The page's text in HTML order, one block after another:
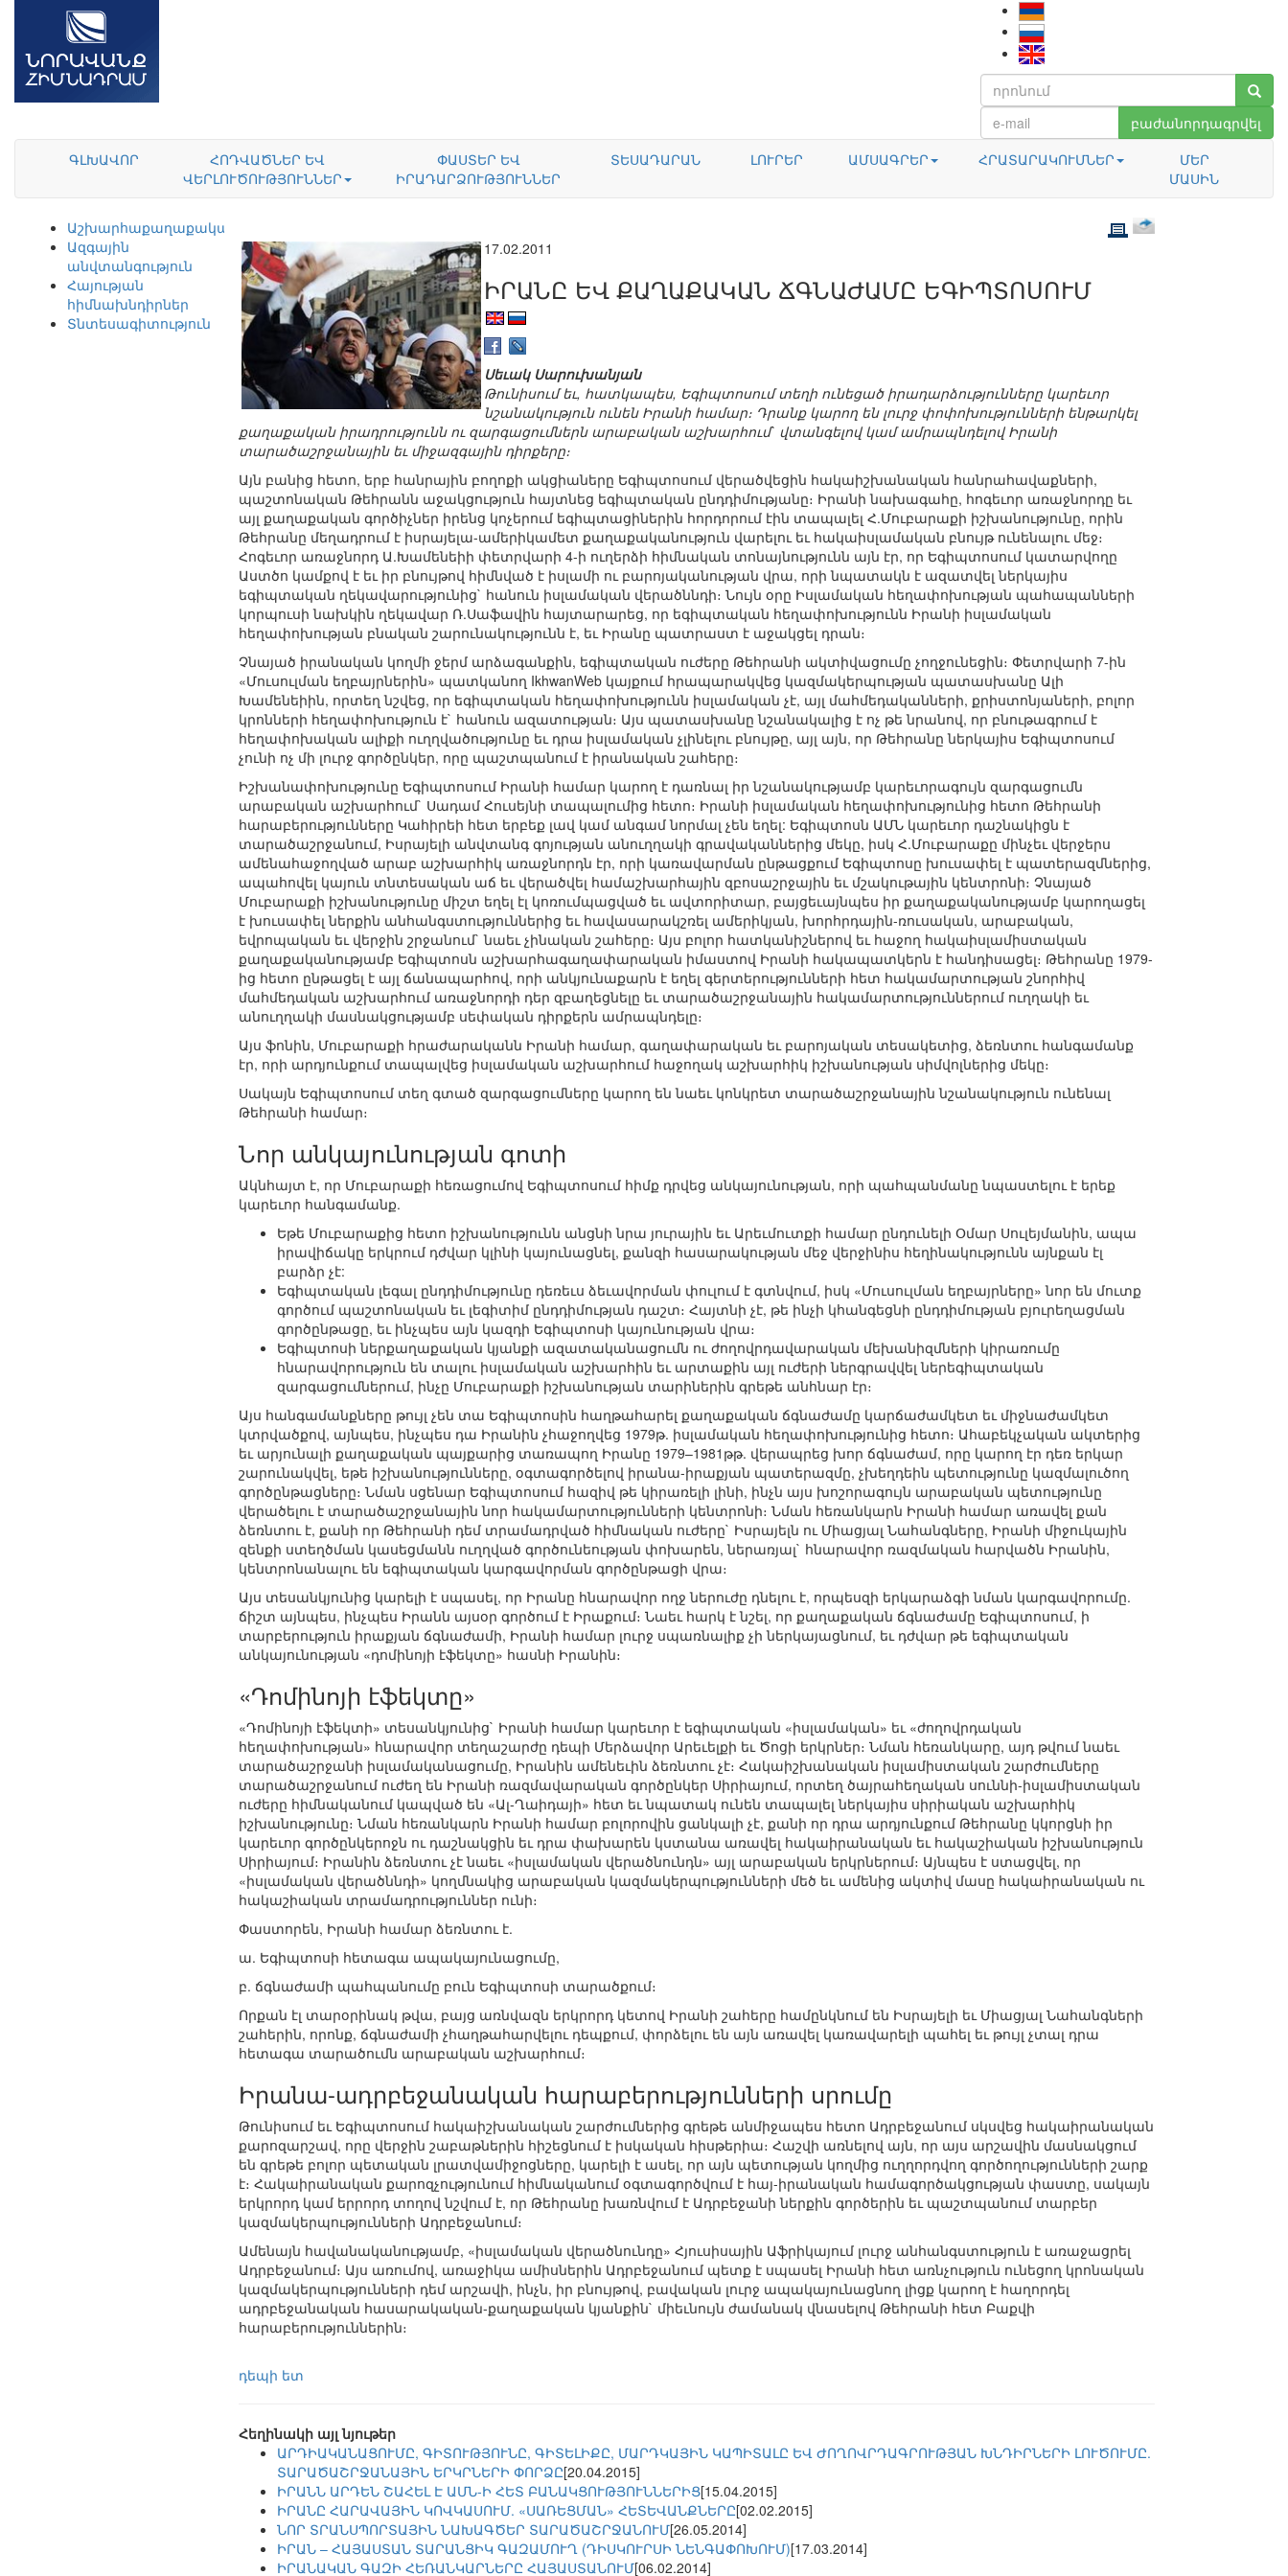
բաժանորդագրվել
ԳԼԽԱՎՈՐ
ՀՈԴՎԱԾՆԵՐ ԵՎ
ՎԵՐԼՈՒԾՈՒԹՅՈՒՆՆԵՐ
ՓԱՍՏԵՐ ԵՎ
ԻՐԱԴԱՐՁՈՒԹՅՈՒՆՆԵՐ
ՏԵՍԱԴԱՐԱՆ ԼՈՒՐԵՐ ԱՄՍԱԳՐԵՐ ՀՐԱՏԱՐԱԿՈՒՄՆԵՐ
ՄԵՐ
ՄԱՍԻՆ
Աշխարհաքաղաքականություն
Ազգային
անվտանգություն
Հայության
հիմնախնդիրներ
Տնտեսագիտություն
17.02.2011
ԻՐԱՆԸ ԵՎ ՔԱՂԱՔԱԿԱՆ ՃԳՆԱԺԱՄԸ ԵԳԻՊՏՈՍՈՒՄ
Սեւակ Սարուխանյան
Թունիսում եւ, հատկապես, Եգիպտոսում տեղի ունեցած իրադարձությունները կարեւոր
նշանակություն ունեն Իրանի համար։ Դրանք կարող են լուրջ փոփոխությունների ենթարկել
քաղաքական իրադրությունն ու զարգացումներն արաբական աշխարհում` վտանգելով կամ ամրապնդելով Իրանի
տարածաշրջանային եւ միջազգային դիրքերը։
Այն բանից հետո, երբ հանրային բողոքի ակցիաները Եգիպտոսում վերածվեցին հակաիշխանական հանրահավաքների,
պաշտոնական Թեհրանն աջակցություն հայտնեց եգիպտական ընդդիմությանը։ Իրանի նախագահը, հոգեւոր առաջնորդը եւ
այլ քաղաքական գործիչներ իրենց կոչերում եգիպտացիներին հորդորում էին տապալել Հ.Մուբարաքի իշխանությունը, որին
Թեհրանը մեղադրում է իսրայելա-ամերիկամետ քաղաքականություն վարելու եւ հակաիսլամական բնույթ ունենալու մեջ։
Հոգեւոր առաջնորդ Ա.Խամենեիի փետրվարի 4-ի ուղերձի հիմնական տոնայնությունն այն էր, որ Եգիպտոսում կատարվողը
Աստծո կամքով է եւ իր բնույթով հիմնված է իսլամի ու բարոյականության վրա, որի նպատակն է ազատվել ներկայիս
եգիպտական ղեկավարությունից` հանուն իսլամական վերածննդի։ Նույն օրը Իսլամական հեղափոխության պահապանների
կորպուսի նախկին ղեկավար Ռ.Սաֆավին հայտարարեց, որ եգիպտական հեղափոխությունն Իրանի իսլամական
հեղափոխության բնական շարունակությունն է, եւ Իրանը պատրաստ է աջակցել դրան։
Չնայած իրանական կողմի ջերմ արձագանքին, եգիպտական ուժերը Թեհրանի ակտիվացումը չողջունեցին։ Փետրվարի 7-ին
«Մուսուլման եղբայրներին» պատկանող IkhwanWeb կայքում հրապարակվեց կազմակերպության պատասխանը Ալի
Խամենեիին, որտեղ նշվեց, որ եգիպտական հեղափոխությունն իսլամական չէ, այլ մահմեդականների, քրիստոնյաների, բոլոր
կրոնների հեղափոխություն է` հանուն ազատության։ Այս պատասխանը նշանակալից է ոչ թե նրանով, որ բնութագրում է
հեղափոխական ալիքի ուղղվածությունը եւ դրա իսլամական չլինելու բնույթը, այլ այն, որ Թեհրանը ներկայիս Եգիպտոսում
չունի ոչ մի լուրջ գործընկեր, որը պաշտպանում է իրանական շահերը։
Իշխանափոխությունը Եգիպտոսում Իրանի համար կարող է դառնալ իր նշանակությամբ կարեւորագույն զարգացումն
արաբական աշխարհում` Սադամ Հուսեյնի տապալումից հետո։ Իրանի իսլամական հեղափոխությունից հետո Թեհրանի
հարաբերությունները Կահիրեի հետ երբեք լավ կամ անգամ նորմալ չեն եղել: Եգիպտոսն ԱՄՆ կարեւոր դաշնակիցն է
տարածաշրջանում, Իսրայելի անվտանգ գոյության անուղղակի գրավականներից մեկը, իսկ Հ.Մուբարաքը մինչեւ վերջերս
ամենահաջողված արաբ աշխարհիկ առաջնորդն էր, որի կառավարման ընթացքում Եգիպտոսը խուսափել է պատերազմներից,
ապահովել կայուն տնտեսական աճ եւ վերածվել համաշխարհային զբոսաշրջային եւ մշակութային կենտրոնի։ Չնայած
Մուբարաքի իշխանությունը միշտ եղել էլ կոռումպացված եւ ավտորիտար, բայցեւայնպես իր քաղաքականությամբ կարողացել
է խուսափել ներքին անհանգստություններից եւ հավասարակշռել ամերիկյան, խորհրդային-ռուսական, արաբական,
եվրոպական եւ վերջին շրջանում` նաեւ չինական շահերը։ Այս բոլոր հատկանիշներով եւ հաջող հակաիսլամիստական
քաղաքականությամբ Եգիպտոսն աշխարհագաղափարական իմաստով Իրանի հակապատկերն է հանդիսացել։ Թեհրանը 1979-
ից հետո ընթացել է այլ ճանապարհով, որի անկյունաքարն է եղել գերտերությունների հետ հակամարտության շնորհիվ
մահմեդական աշխարհում առաջնորդի դեր զբաղեցնելը եւ տարածաշրջանային հակամարտություններում ուղղակի եւ
անուղղակի մասնակցությամբ սեփական դիրքերն ամրապնդելը։
Այս ֆոնին, Մուբարաքի հրաժարականն Իրանի համար, գաղափարական եւ բարոյական տեսակետից, ձեռնտու հանգամանք
էր, որի արդյունքում տապալվեց իսլամական աշխարհում հաջողակ աշխարհիկ իշխանության սիմվոլներից մեկը։
Սակայն Եգիպտոսում տեղ գտած զարգացումները կարող են նաեւ կոնկրետ տարածաշրջանային նշանակություն ունենալ
Թեհրանի համար։
Նոր անկայունության գոտի
Ակնհայտ է, որ Մուբարաքի հեռացումով Եգիպտոսում հիմք դրվեց անկայունության, որի պահպանմանը նպաստելու է երեք
կարեւոր հանգամանք.
Եթե Մուբարաքից հետո իշխանությունն անցնի նրա յուրային եւ Արեւմուտքի համար ընդունելի Օմար Սուլեյմանին, ապա
իրավիճակը երկրում դժվար կլինի կայունացնել, քանզի հասարակության մեջ վերջինիս հեղինակությունն այնքան էլ
բարձր չէ:
Եգիպտական լեգալ ընդդիմությունը դեռեւս ձեւավորման փուլում է գտնվում, իսկ «Մուսուլման եղբայրները» նոր են մուտք
գործում պաշտոնական եւ լեգիտիմ ընդդիմության դաշտ։ Հայտնի չէ, թե ինչի կհանգեցնի ընդդիմության բյուրեղացման
գործընթացը, եւ ինչպես այն կազդի Եգիպտոսի կայունության վրա։
Եգիպտոսի ներքաղաքական կյանքի ազատականացումն ու ժողովրդավարական մեխանիզմների կիրառումը
հնարավորություն են տալու իսլամական աշխարհին եւ արտաքին այլ ուժերի ներգրավվել ներեգիպտական
զարգացումներում, ինչը Մուբարաքի իշխանության տարիներին գրեթե անհնար էր։
Այս հանգամանքները թույլ չեն տա Եգիպտոսին հաղթահարել քաղաքական ճգնաժամը կարճաժամկետ եւ միջնաժամկետ
կտրվածքով, այնպես, ինչպես դա Իրանին չհաջողվեց 1979թ. իսլամական հեղափոխությունից հետո։ Ահաբեկչական ակտերից
եւ արյունալի քաղաքական պայքարից տառապող Իրանը 1979–1981թթ. վերապրեց խոր ճգնաժամ, որը կարող էր դեռ երկար
շարունակվել, եթե իշխանությունները, օգտագործելով իրանա-իրաքյան պատերազմը, չխեղդեին պետությունը կազմալուծող
գործընթացները։ Նման սցենար Եգիպտոսում հազիվ թե կիրառելի լինի, ինչն այս խոշորագույն արաբական պետությունը
վերածելու է տարածաշրջանային նոր հակամարտությունների կենտրոնի։ Նման հեռանկարն Իրանի համար առավել քան
ձեռնտու է, քանի որ Թեհրանի դեմ տրամադրված հիմնական ուժերը` Իսրայելն ու Միացյալ Նահանգները, Իրանի միջուկային
զենքի ստեղծման կասեցմանն ուղղված գործունեության փոխարեն, ներառյալ` հնարավոր ռազմական հարվածն Իրանին,
կենտրոնանալու են եգիպտական կարգավորման գործընթացի վրա։
Այս տեսանկյունից կարելի է սպասել, որ Իրանը հնարավոր ողջ ներուժը դնելու է, որպեսզի երկարաձգի նման կարգավորումը.
ճիշտ այնպես, ինչպես Իրանն այսօր գործում է Իրաքում։ Նաեւ հարկ է նշել, որ քաղաքական ճգնաժամը Եգիպտոսում, ի
տարբերություն իրաքյան ճգնաժամի, Իրանի համար լուրջ սպառնալիք չի ներկայացնում, եւ դժվար թե եգիպտական
անկայունության «դոմինոյի էֆեկտը» հասնի Իրանին։
«Դոմինոյի էֆեկտը»
«Դոմինոյի էֆեկտի» տեսանկյունից` Իրանի համար կարեւոր է եգիպտական «իսլամական» եւ «ժողովրդական
հեղափոխության» հնարավոր տեղաշարժը դեպի Մերձավոր Արեւելքի եւ Ծոցի երկրներ։ Նման հեռանկարը, այդ թվում նաեւ
տարածաշրջանի իսլամականացումը, Իրանին ամենեւին ձեռնտու չէ։ Հակաիշխանական իսլամիստական շարժումները
տարածաշրջանում ուժեղ են Իրանի ռազմավարական գործընկեր Սիրիայում, որտեղ ծայրահեղական սուննի-իսլամիստական
ուժերը հիմնականում կապված են «Ալ-Ղաիդայի» հետ եւ նպատակ ունեն տապալել ներկայիս սիրիական աշխարհիկ
իշխանությունը։ Նման հեռանկարն Իրանի համար բոլորովին ցանկալի չէ, քանի որ դրա արդյունքում Թեհրանը կկորցնի իր
կարեւոր գործընկերոջն ու դաշնակցին եւ դրա փախարեն կստանա առավել հակաիրանական եւ հակաշիական իշխանություն
Սիրիայում։ Իրանին ձեռնտու չէ նաեւ «իսլամական վերածնունդն» այլ արաբական երկրներում։ Այնպես է ստացվել, որ
«իսլամական վերածննդի» կողմնակից արաբական կազմակերպությունների մեծ եւ ամենից ակտիվ մասը հակաիրանական ու
հակաշիական տրամադրություններ ունի։
Փաստորեն, Իրանի համար ձեռնտու է.
ա. Եգիպտոսի հետագա ապակայունացումը,
բ. ճգնաժամի պահպանումը բուն Եգիպտոսի տարածքում։
Որքան էլ տարօրինակ թվա, բայց առնվազն երկրորդ կետով Իրանի շահերը համընկնում են Իսրայելի եւ Միացյալ Նահանգների
շահերին, որոնք, ճգնաժամի չհաղթահարվելու դեպքում, փորձելու են այն առավել կառավարելի պահել եւ թույլ չտալ դրա
հետագա տարածումն արաբական աշխարհում։
Իրանա-ադրբեջանական հարաբերությունների սրումը
Թունիսում եւ Եգիպտոսում հակաիշխանական շարժումներից գրեթե անմիջապես հետո Ադրբեջանում սկսվեց հակաիրանական
քարոզարշավ, որը վերջին շաբաթներին հիշեցնում է իսկական հիսթերիա։ Հաշվի առնելով այն, որ այս արշավին մասնակցում
են գրեթե բոլոր պետական լրատվամիջոցները, կարելի է ասել, որ այն պետության կողմից ուղղորդվող գործողությունների շարք
է։ Հակաիրանական քարոզչությունում հիմնականում օգտագործվում է հայ-իրանական համագործակցության փաստը, սակայն
երկրորդ կամ երրորդ տողով նշվում է, որ Թեհրանը խառնվում է Ադրբեջանի ներքին գործերին եւ պաշտպանում տարբեր
կազմակերպությունների Ադրբեջանում։
Ամենայն հավանականությամբ, «իսլամական վերածնունդը» Հյուսիսային Աֆրիկայում լուրջ անհանգստություն է առաջացրել
Ադրբեջանում։ Այս առումով, առաջիկա ամիսներին Ադրբեջանում պետք է սպասել Իրանի հետ առնչություն ունեցող կրոնական
կազմակերպությունների դեմ արշավի, ինչն, իր բնույթով, բավական լուրջ ապակայունացնող լիցք կարող է հաղորդել
ադրբեջանական հասարակական-քաղաքական կյանքին` միեւնույն ժամանակ վնասելով Թեհրանի հետ Բաքվի
հարաբերություններին։
դեպի ետ
Հեղինակի այլ նյութեր
ԱՐԴԻԱԿԱՆԱՑՈՒՄԸ, ԳԻՏՈՒԹՅՈՒՆԸ, ԳԻՏԵԼԻՔԸ, ՄԱՐԴԿԱՅԻՆ ԿԱՊԻՏԱԼԸ ԵՎ ԺՈՂՈՎՐԴԱԳՐՈՒԹՅԱՆ ԽՆԴԻՐՆԵՐԻ ԼՈՒԾՈՒՄԸ.
ՏԱՐԱԾԱՇՐՋԱՆԱՅԻՆ ԵՐԿՐՆԵՐԻ ՓՈՐՁԸ[20.04.2015]
ԻՐԱՆՆ ԱՐԴԵՆ ՇԱՀԵԼ Է ԱՄՆ-Ի ՀԵՏ ԲԱՆԱԿՑՈՒԹՅՈՒՆՆԵՐԻՑ[15.04.2015]
ԻՐԱՆԸ ՀԱՐԱՎԱՅԻՆ ԿՈՎԿԱՍՈՒՄ. «ՍԱՌԵՑՄԱՆ» ՀԵՏԵՎԱՆՔՆԵՐԸ[02.02.2015]
ՆՈՐ ՏՐԱՆՍՊՈՐՏԱՅԻՆ ՆԱԽԱԳԾԵՐ ՏԱՐԱԾԱՇՐՋԱՆՈՒՄ[26.05.2014]
ԻՐԱՆ – ՀԱՅԱՍՏԱՆ ՏԱՐԱՆՑԻԿ ԳԱԶԱՄՈՒՂ (ԴԻՍԿՈՒՐՍԻ ՆԵՆԳԱՓՈԽՈՒՄ)[17.03.2014]
ԻՐԱՆԱԿԱՆ ԳԱԶԻ ՀԵՌԱՆԿԱՐՆԵՐԸ ՀԱՅԱՍՏԱՆՈՒՄ[06.02.2014]